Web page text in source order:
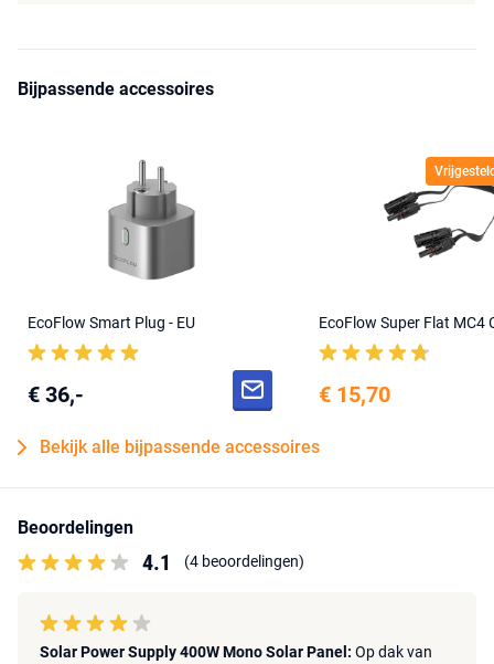
Bijpassende accessoires
EcoFlow Smart Plug - EU
€ 36,-
EcoFlow Super Flat MC4
€ 15,70
Bekijk alle bijpassende accessoires
Beoordelingen
4.1 (4 beoordelingen)
Solar Power Supply 400W Mono Solar Panel: Op dak van